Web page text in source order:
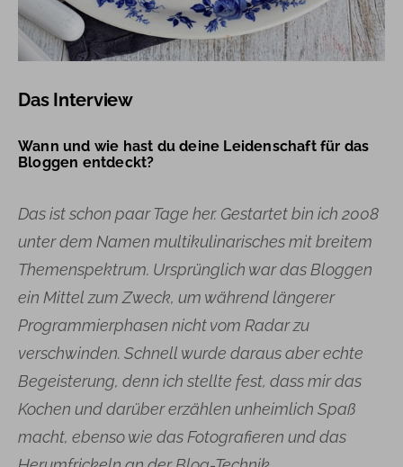
Das Interview
Wann und wie hast du deine Leidenschaft für das
Bloggen entdeckt?
Das ist schon paar Tage her. Gestartet bin ich 2008
unter dem Namen multikulinarisches mit breitem
Themenspektrum. Ursprünglich war das Bloggen
ein Mittel zum Zweck, um während längerer
Programmierphasen nicht vom Radar zu
verschwinden. Schnell wurde daraus aber echte
Begeisterung, denn ich stellte fest, dass mir das
Kochen und darüber erzählen unheimlich Spaß
macht, ebenso wie das Fotografieren und das